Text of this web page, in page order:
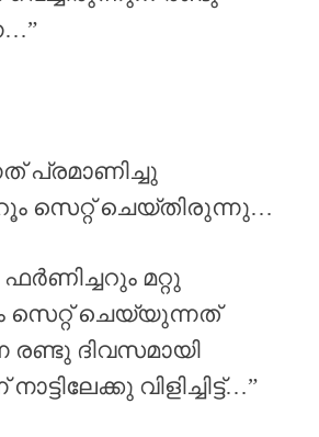
പ്രമാണിച്ചു
സെറ്റ് ചെയ്തിരുന്നു…
മറ്റു
സെറ്റ് ചെയ്യുന്നത്
രണ്ടു ദിവസമായി
വിളിച്ചിട്ട്…”